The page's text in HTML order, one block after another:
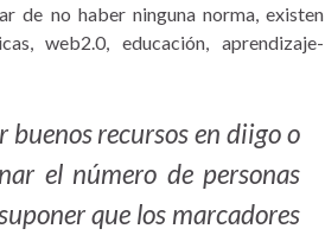
de no haber ninguna norma, existen
web2.0, educación, aprendizaje-
buenos recursos en diigo o
el número de personas
que los marcadores